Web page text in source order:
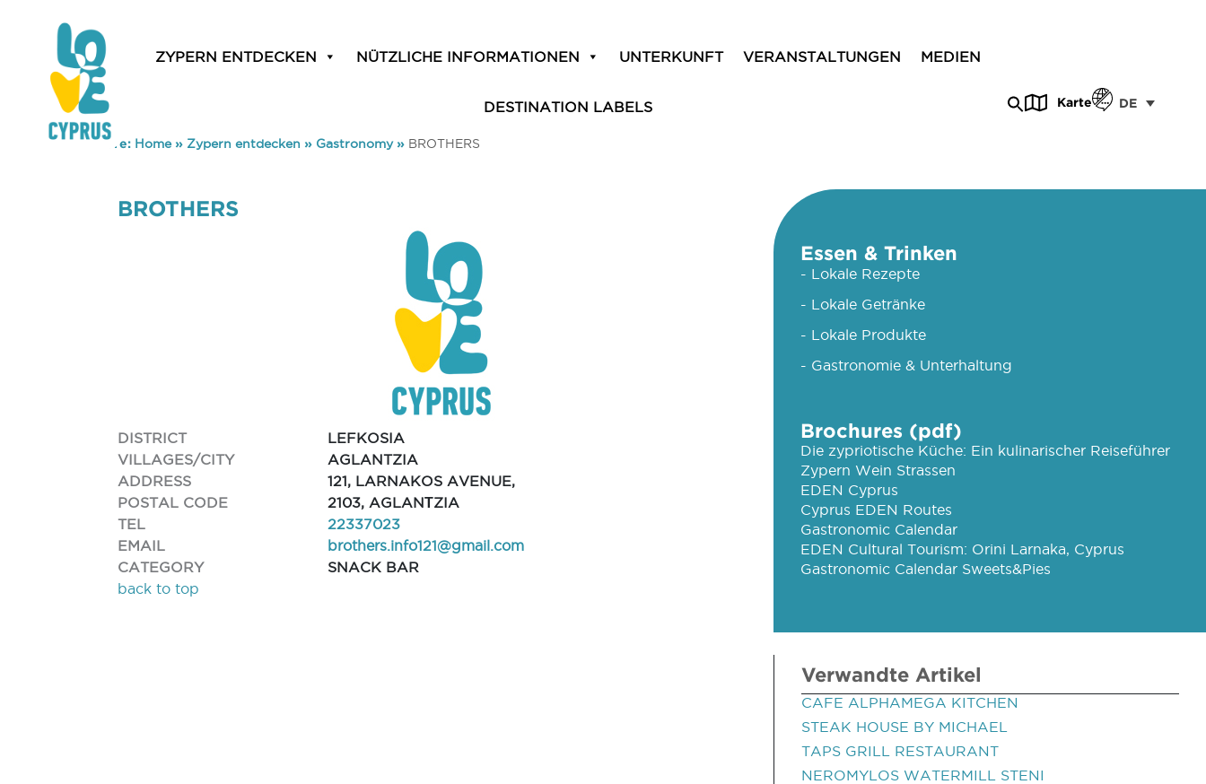
ZYPERN ENTDECKEN NÜTZLICHE INFORMATIONEN UNTERKUNFT VERANSTALTUNGEN MEDIEN
DESTINATION LABELS Karte DE
You are here: Home» Zypern entdecken » Gastronomy» BROTHERS
BROTHERS
DISTRICT
LEFKOSIA
VILLAGES/CITY
AGLANTZIA
ADDRESS
121, LARNAKOS AVENUE,
POSTAL CODE
2103, AGLANΤZIA
TEL
22337023
EMAIL
brothers.info121@gmail.com
CATEGORY
SNACK BAR
back to top
Essen & Trinken
- Lokale Rezepte
- Lokale Getränke
- Lokale Produkte
- Gastronomie & Unterhaltung
Brochures (pdf)
Die zypriotische Küche: Ein kulinarischer Reiseführer
Zypern Wein Strassen
EDEN Cyprus
Cyprus EDEN Routes
Gastronomic Calendar
EDEN Cultural Tourism: Orini Larnaka, Cyprus
Gastronomic Calendar Sweets&Pies
Verwandte Artikel
CAFE ALPHAMEGA KITCHEN
STEAK HOUSE BY MICHAEL
TAPS GRILL RESTAURANT
NEROMYLOS WATERMILL STENI